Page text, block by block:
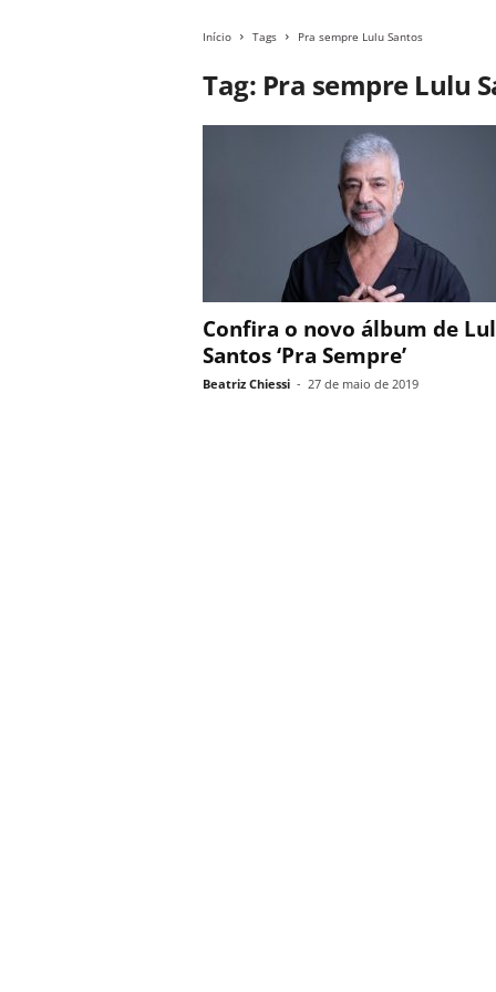
Início Tags Pra sempre Lulu Santos
Tag: Pra sempre Lulu
Confira o novo álbum de
Santos ‘Pra Sempre’
Beatriz Chiessi - 27 de maio de 2019